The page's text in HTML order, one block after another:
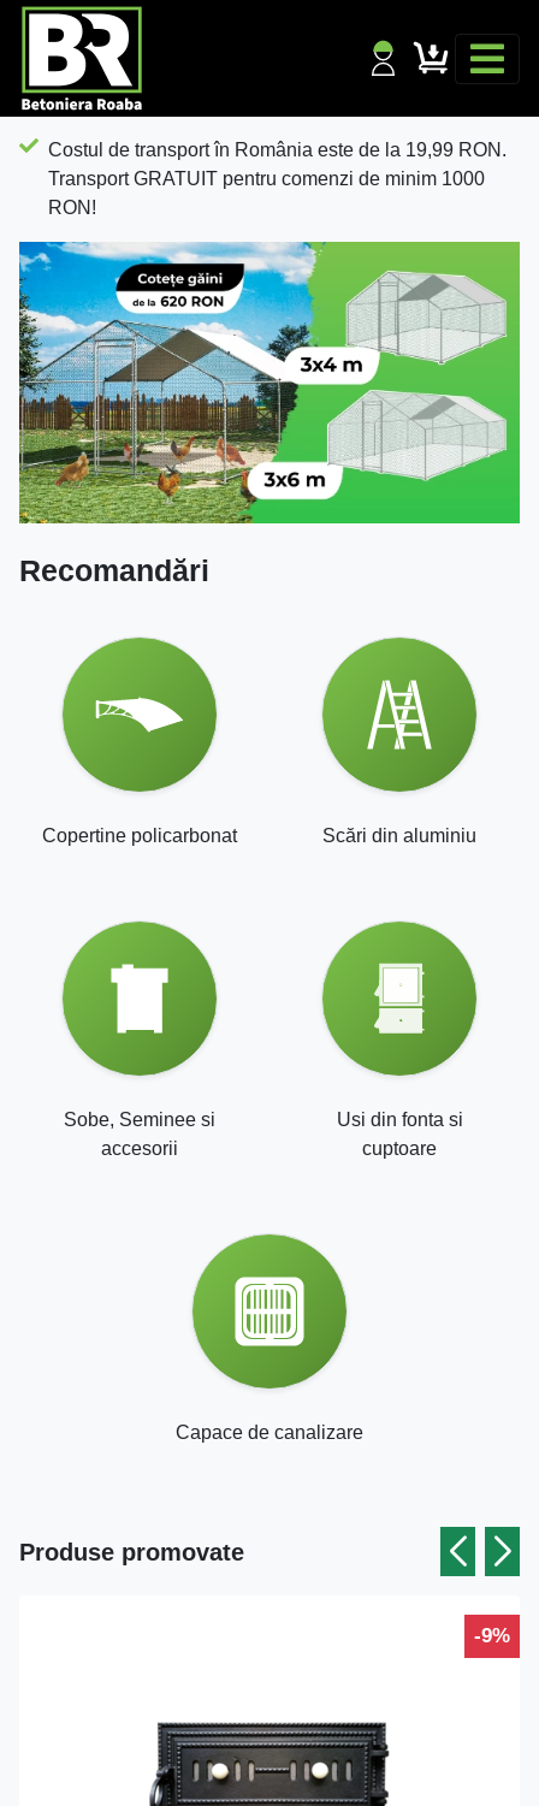
Costul de transport în România este de la 19,99 RON.
Transport GRATUIT pentru comenzi de minim 1000
RON!
Recomandări
Copertine policarbonat Scări din aluminiu
Sobe, Seminee si
accesorii
Usi din fonta si
cuptoare
Capace de canalizare
Produse promovate
-9%